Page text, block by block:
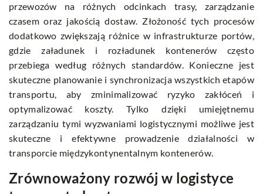
przewozów na różnych odcinkach trasy, zarządzanie
czasem oraz jakością dostaw. Złożoność tych procesów
dodatkowo zwiększają różnice w infrastrukturze portów,
gdzie załadunek i rozładunek kontenerów często
przebiega według różnych standardów. Konieczne jest
skuteczne planowanie i synchronizacja wszystkich etapów
transportu, aby zminimalizować ryzyko zakłóceń i
optymalizować koszty. Tylko dzięki umiejętnemu
zarządzaniu tymi wyzwaniami logistycznymi możliwe jest
skuteczne i efektywne prowadzenie działalności w
transporcie międzykontynentalnym kontenerów.
Zrównoważony rozwój w logistyce